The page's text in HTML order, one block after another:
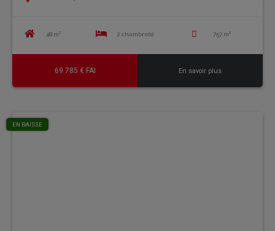
48 m² 2 chambre(s) 757 m²
69 785 € FAI En savoir plus
EN BAISSE